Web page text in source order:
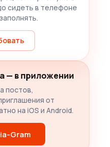
сидеть в телефоне
— в приложении
постов,
от
на iOS и Android.
Gram